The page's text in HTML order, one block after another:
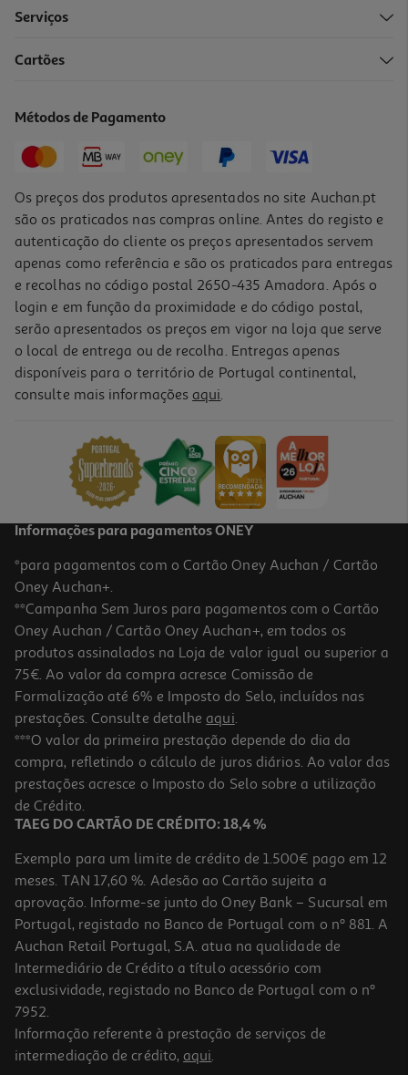
Ervas E Especiarias Ingin Para Gin Pink 50g
4.5
Especiarias Carmencita Para Gin 3 Sabores 25.5g
165 €/Kg
4,29 €
Anis Margão Estrelado 25g
Serviços
Cartões
Métodos de Pagamento
Os preços dos produtos apresentados no site Auchan.pt
são os praticados nas compras online. Antes do registo e
autenticação do cliente os preços apresentados servem
apenas como referência e são os praticados para entregas
e recolhas no código postal 2650-435 Amadora. Após o
login e em função da proximidade e do código postal,
serão apresentados os preços em vigor na loja que serve
o local de entrega ou de recolha. Entregas apenas
disponíveis para o território de Portugal continental,
consulte mais informações aqui.
Informações para pagamentos ONEY
*para pagamentos com o Cartão Oney Auchan / Cartão
Oney Auchan+.
**Campanha Sem Juros para pagamentos com o Cartão
Oney Auchan / Cartão Oney Auchan+, em todos os
produtos assinalados na Loja de valor igual ou superior a
75€. Ao valor da compra acresce Comissão de
Formalização até 6% e Imposto do Selo, incluídos nas
prestações. Consulte detalhe aqui.
***O valor da primeira prestação depende do dia da
compra, refletindo o cálculo de juros diários. Ao valor das
prestações acresce o Imposto do Selo sobre a utilização
de Crédito.
TAEG DO CARTÃO DE CRÉDITO: 18,4 %
Exemplo para um limite de crédito de 1.500€ pago em 12
meses. TAN 17,60 %. Adesão ao Cartão sujeita a
aprovação. Informe-se junto do Oney Bank – Sucursal em
Portugal, registado no Banco de Portugal com o nº 881. A
Auchan Retail Portugal, S.A. atua na qualidade de
Intermediário de Crédito a título acessório com
exclusividade, registado no Banco de Portugal com o nº
7952.
Informação referente à prestação de serviços de
intermediação de crédito, aqui.